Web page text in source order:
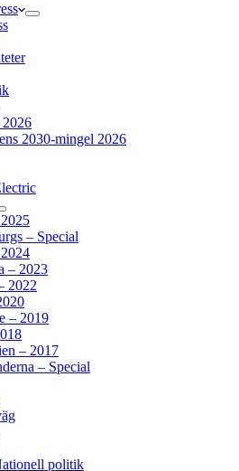
2026
2030-mingel 2026
– Special
– 2023
2022
– 2019
– 2017
– Special
politik